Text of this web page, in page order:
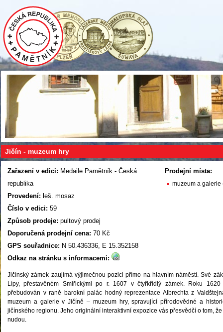
Jičín - muzeum hry
Zařazení v edici: Medaile Pamětník - Česká
republika
Provedení: leš. mosaz
Číslo v edici: 59
Způsob prodeje: pultový prodej
Doporučená prodejní cena: 70 Kč
GPS souřadnice: N 50.436336, E 15.352158
Odkaz na stránku s informacemi:
Prodejní místa:
muzeum a galerie
Jičínský zámek zaujímá výjimečnou pozici přímo na hlavním náměstí. Své
Lípy, přestavěném Smiřickými po r. 1607 v čtyřkřídlý zámek. Roku
přebudován v raně barokní palác hodný reprezentace Albrechta z
muzeum a galerie v Jičíně – muzeum hry, spravující přírodovědné a
jičínského regionu. Jeho originální interaktivní expozice vás přesvědčí o tom,
nudou.